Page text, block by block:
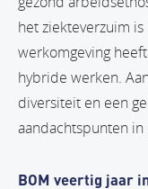
het ziekteverzuim
werkomgeving
hybride werken.
diversiteit en een
aandachtspunten
BOM veertig jaar